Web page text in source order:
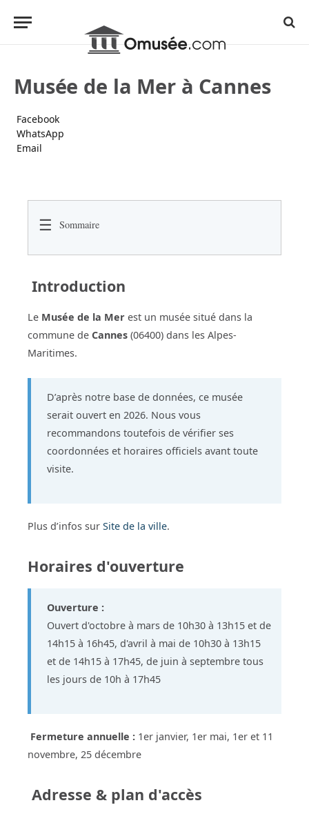
Musée de la Mer à Cannes
Facebook
WhatsApp
Email
☰ Sommaire
Introduction
Le Musée de la Mer est un musée situé dans la
commune de Cannes (06400) dans les Alpes-
Maritimes.
D’après notre base de données, ce musée
serait ouvert en 2026. Nous vous
recommandons toutefois de vérifier ses
coordonnées et horaires officiels avant toute
visite.
Plus d’infos sur Site de la ville.
Horaires d'ouverture
Ouverture :
Ouvert d'octobre à mars de 10h30 à 13h15 et de
14h15 à 16h45, d'avril à mai de 10h30 à 13h15
et de 14h15 à 17h45, de juin à septembre tous
les jours de 10h à 17h45
Fermeture annuelle : 1er janvier, 1er mai, 1er et 11
novembre, 25 décembre
Adresse & plan d'accès